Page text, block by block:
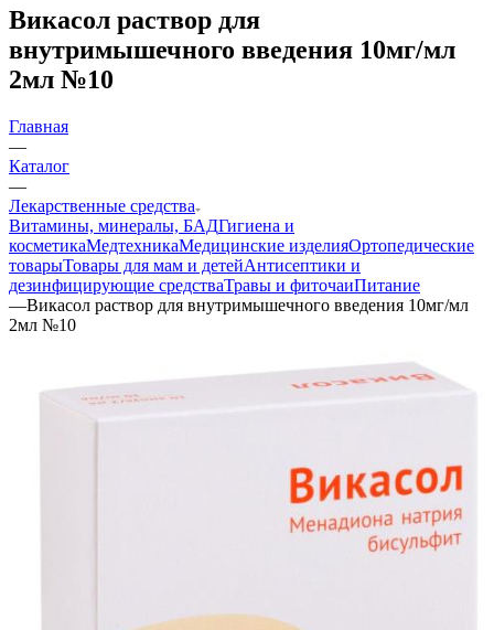
Викасол раствор для
внутримышечного введения 10мг/мл
2мл №10
Главная
—
Каталог
—
Лекарственные средства
Витамины, минералы, БАДГигиена и
косметикаМедтехникаМедицинские изделияОртопедические
товарыТовары для мам и детейАнтисептики и
дезинфицирующие средстваТравы и фиточаиПитание
—Викасол раствор для внутримышечного введения 10мг/мл
2мл №10